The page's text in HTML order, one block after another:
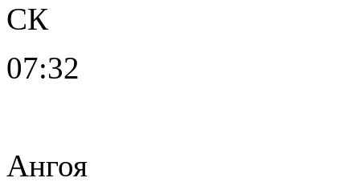
СК
07:32
Ангоя